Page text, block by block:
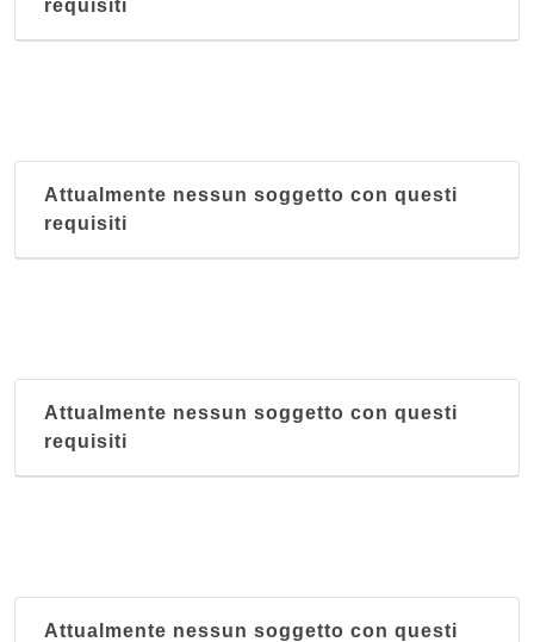
requisiti
Attualmente nessun soggetto con questi
requisiti
Attualmente nessun soggetto con questi
requisiti
Attualmente nessun soggetto con questi